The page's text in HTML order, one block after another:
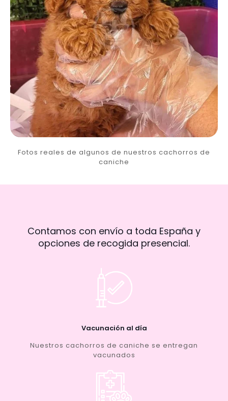
Fotos reales de algunos de nuestros cachorros de
caniche
Contamos con envío a toda España y
opciones de recogida presencial.
Vacunación al día
Nuestros cachorros de caniche se entregan
vacunados